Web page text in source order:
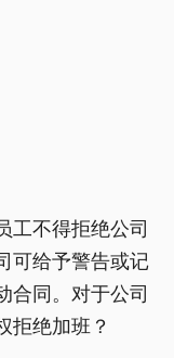
工不得拒绝公司
可给予警告或记
合同。对于公司
拒绝加班？